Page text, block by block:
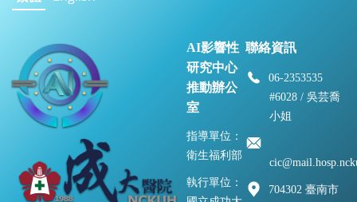
AI影響性
研究中心
推動辦公
室
指導單位：
衛生福利部
執行單位：
聯絡資訊
06-2353535
#6028 / 吳芸喬
小姐
704302 臺南市